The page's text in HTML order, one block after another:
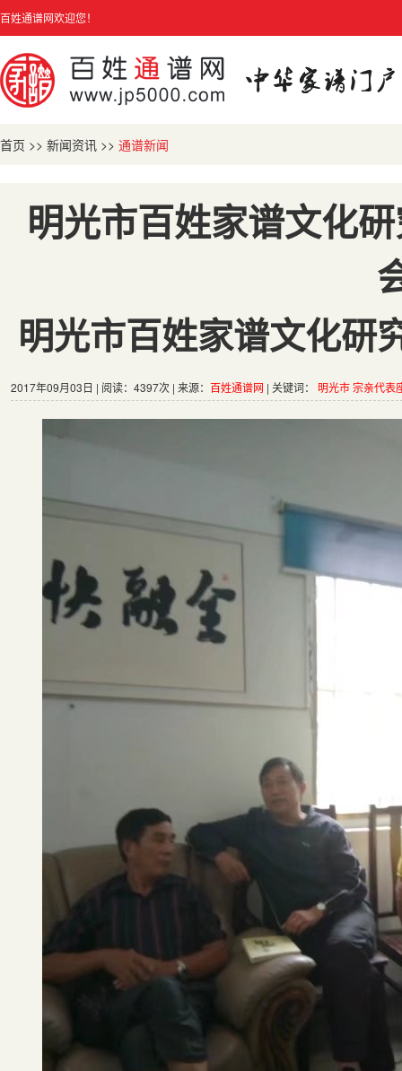
百姓通谱网欢迎您！
首页 >> 新闻资讯 >> 通谱新闻
明光市百姓家谱文化
明光市百姓家谱文化研
2017年09月03日 | 阅读：4397次 | 来源： 百姓通谱网 | 关键词： 明光市宗亲代表